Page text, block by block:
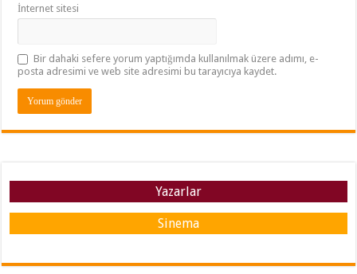
İnternet sitesi
Bir dahaki sefere yorum yaptığımda kullanılmak üzere adımı, e-
posta adresimi ve web site adresimi bu tarayıcıya kaydet.
Yazarlar
Sinema